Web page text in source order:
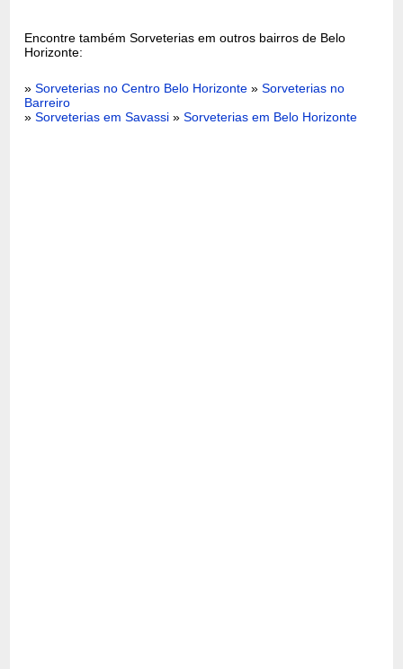
Encontre também Sorveterias em outros bairros de Belo
Horizonte:
»Sorveterias no Centro Belo Horizonte »Sorveterias no
Barreiro
»Sorveterias em Savassi »Sorveterias em Belo Horizonte